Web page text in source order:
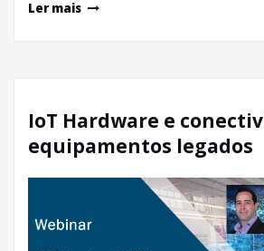
Ler mais
IoT Hardware e
equipamentos legados